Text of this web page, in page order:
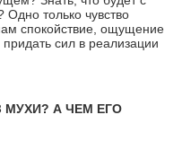
только чувство
спокойствие, ощущение
сил в реализации
МУХИ? А ЧЕМ ЕГО